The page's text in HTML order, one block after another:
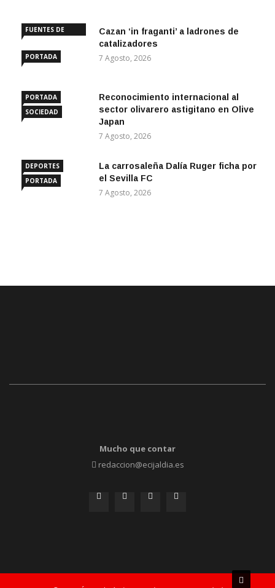
FUENTES DE
PORTADA
Cazan ‘in fraganti’ a ladrones de
catalizadores
7 Agosto, 2026
PORTADA
SOCIEDAD
Reconocimiento internacional al
sector olivarero astigitano en Olive
Japan
7 Agosto, 2026
DEPORTES
PORTADA
La carrosaleña Dalía Ruger ficha por
el Sevilla FC
7 Agosto, 2026
Mucho que contar
redaccion@ecijaldia.es